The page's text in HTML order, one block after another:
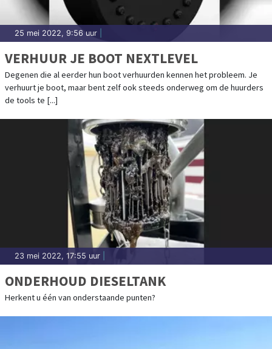
25 mei 2022, 9:56 uur
VERHUUR JE BOOT NEXTLEVEL
Degenen die al eerder hun boot verhuurden kennen het probleem. Je
verhuurt je boot, maar bent zelf ook steeds onderweg om de huurders
de tools te [...]
23 mei 2022, 17:55 uur
ONDERHOUD DIESELTANK
Herkent u één van onderstaande punten?